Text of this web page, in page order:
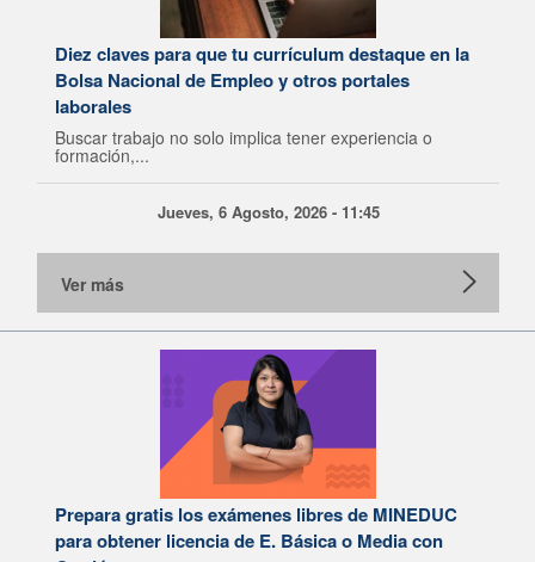
Diez claves para que tu currículum destaque en la
Bolsa Nacional de Empleo y otros portales
laborales
Buscar trabajo no solo implica tener experiencia o
formación,...
Jueves, 6 Agosto, 2026 - 11:45
Ver más
Prepara gratis los exámenes libres de MINEDUC
para obtener licencia de E. Básica o Media con